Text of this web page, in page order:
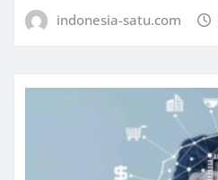
indonesia-satu.com